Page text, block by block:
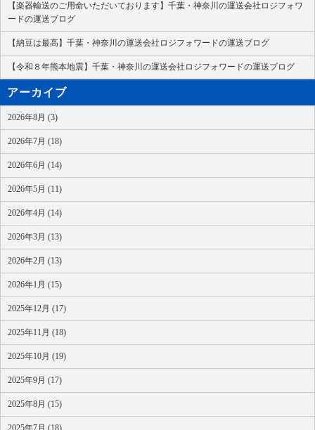
【楽器輸送のご用命いただいております】千葉・神奈川の運送会社ロジフォワ
ードの運送ブログ
【納豆は最高】千葉・神奈川の運送会社ロジフォワードの運送ブログ
【令和８年熊本地震】千葉・神奈川の運送会社ロジフォワードの運送ブログ
アーカイブ
2026年8月 (3)
2026年7月 (18)
2026年6月 (14)
2026年5月 (11)
2026年4月 (14)
2026年3月 (13)
2026年2月 (13)
2026年1月 (15)
2025年12月 (17)
2025年11月 (18)
2025年10月 (19)
2025年9月 (17)
2025年8月 (15)